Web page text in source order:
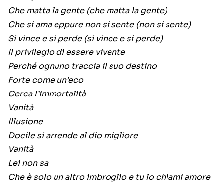
Che matta la gente (che matta la gente)
Che si ama eppure non si sente (non si sente)
Si vince e si perde (si vince e si perde)
Il privilegio di essere vivente
Perché ognuno traccia il suo destino
Forte come un’eco
Cerca l’immortalità
Vanità
Illusione
Docile si arrende al dio migliore
Vanità
Lei non sa
Che è solo un altro imbroglio e tu lo chiami amore